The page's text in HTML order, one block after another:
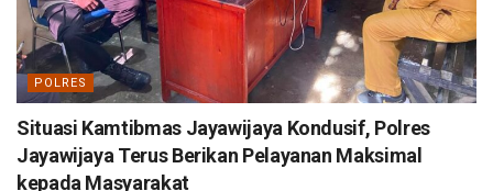
POLRES
Situasi Kamtibmas Jayawijaya Kondusif, Polres
Jayawijaya Terus Berikan Pelayanan Maksimal
kepada Masyarakat